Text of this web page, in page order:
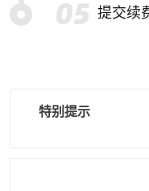
提交续
特别提示